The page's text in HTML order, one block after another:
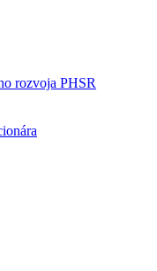
rozvoja PHSR